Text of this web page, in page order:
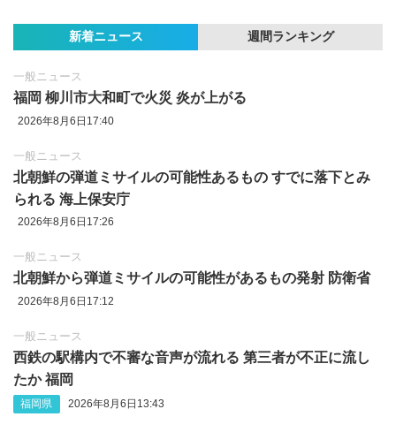
新着ニュース 週間ランキング
一般ニュース
福岡 柳川市大和町で火災 炎が上がる
2026年8月6日17:40
一般ニュース
北朝鮮の弾道ミサイルの可能性あるもの すでに落下とみ
られる 海上保安庁
2026年8月6日17:26
一般ニュース
北朝鮮から弾道ミサイルの可能性があるもの発射 防衛省
2026年8月6日17:12
一般ニュース
西鉄の駅構内で不審な音声が流れる 第三者が不正に流し
たか 福岡
福岡県 2026年8月6日13:43